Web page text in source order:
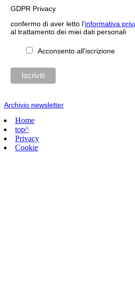
GDPR Privacy
confermo di aver letto l'informativa
al trattamento dei miei dati personali
Acconsento all'iscrizione
Archivio newsletter
Home
top^
Privacy
Cookie